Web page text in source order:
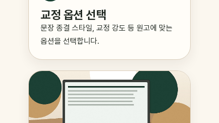
교정 옵션 선택
문장 종결 스타일, 교정 강도 등 원고에 맞는
옵션을 선택합니다.